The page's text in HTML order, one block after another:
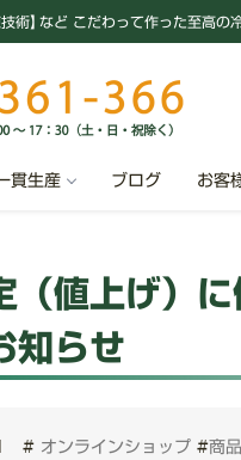
術】など こだわって作った至高の
貫生産 ブログ お客
（値上げ）
知らせ
# オンラインショップ #商